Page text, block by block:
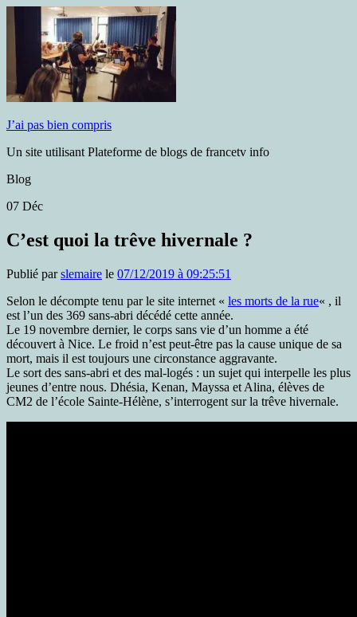
J’ai pas bien compris
Un site utilisant Plateforme de blogs de francetv info
Blog
07 Déc
C’est quoi la trêve hivernale ?
Publié parslemaire le 07/12/2019 à 09:25:51
Selon le décompte tenu par le site internet « les morts de la rue« , il
est l’un des 369 sans-abri décédé cette année.
Le 19 novembre dernier, le corps sans vie d’un homme a été
découvert à Nice. Le froid n’est peut-être pas la cause unique de sa
mort, mais il est toujours une circonstance aggravante.
Le sort des sans-abri et des mal-logés : un sujet qui interpelle les plus
jeunes d’entre nous. Dhésia, Kenan, Mayssa et Alina, élèves de
CM2 de l’école Sainte-Hélène, s’interrogent sur la trêve hivernale.